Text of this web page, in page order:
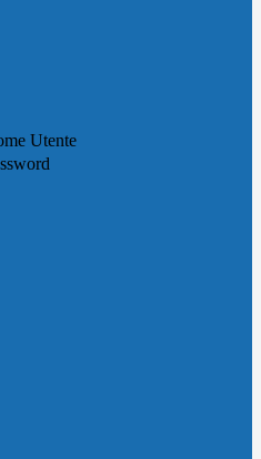
Utente